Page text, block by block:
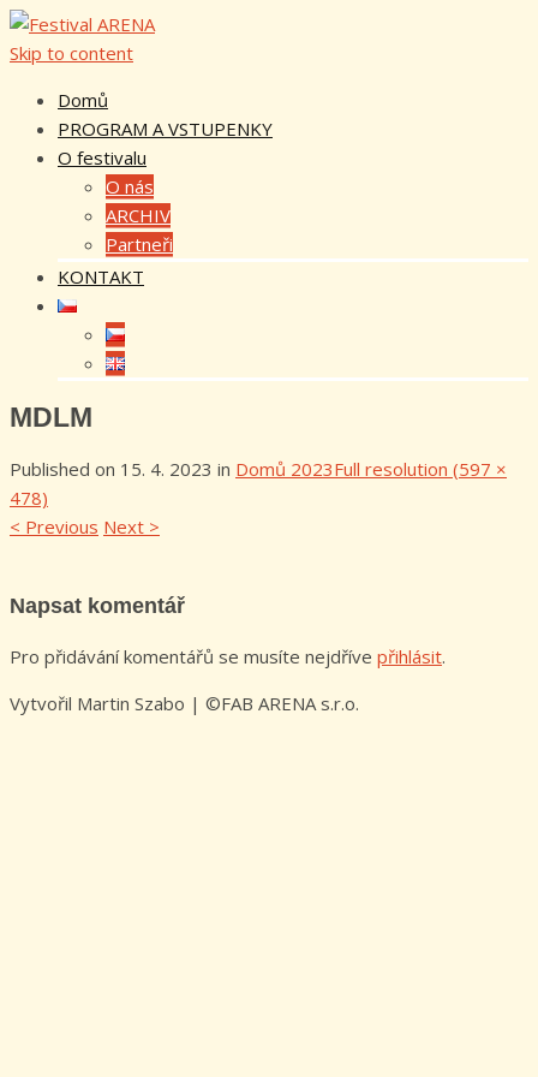
Skip to content
Domů
PROGRAM A VSTUPENKY
O festivalu
O nás
ARCHIV
Partneři
KONTAKT
MDLM
Published on 15. 4. 2023 in Domů 2023Full resolution (597 ×
478)
< Previous Next >
Napsat komentář
Pro přidávání komentářů se musíte nejdříve přihlásit.
Vytvořil Martin Szabo | ©FAB ARENA s.r.o.